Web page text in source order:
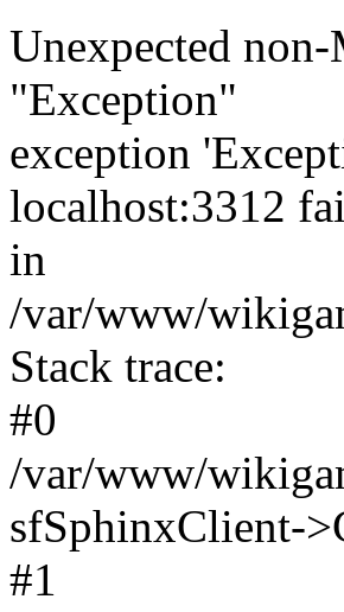
Unexpected
"Exception"
exception
localhost:3312
in
/var/www/
Stack trace:
#0
/var/www/
sfSphinxClient-
#1